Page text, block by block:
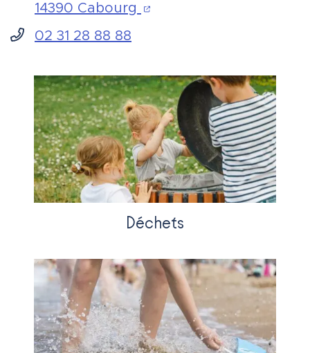
14390 Cabourg
(ouverture dans un
02 31 28 88 88
Déchets